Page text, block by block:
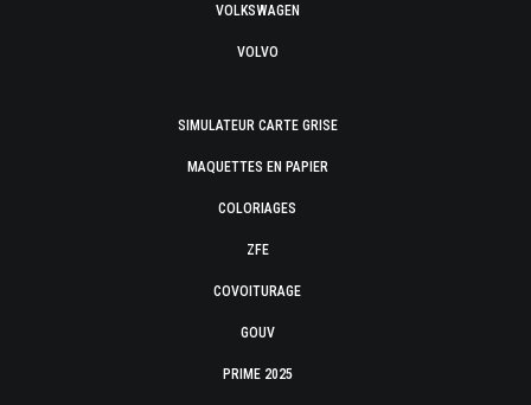
VOLKSWAGEN
VOLVO
SIMULATEUR CARTE GRISE
MAQUETTES EN PAPIER
COLORIAGES
ZFE
COVOITURAGE
GOUV
PRIME 2025